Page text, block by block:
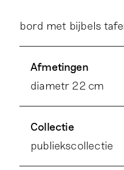
bord met bijbels
Afmetingen
diametr 22 cm
Collectie
publiekscollectie